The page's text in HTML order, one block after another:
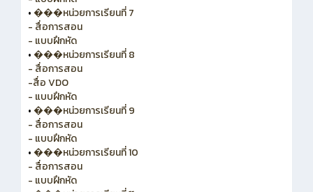
•���หน่วยการเรียนที่ 7
- สื่อการสอน
- แบบฝึกหัด
•���หน่วยการเรียนที่ 8
- สื่อการสอน
-สื่อ VDO
- แบบฝึกหัด
•���หน่วยการเรียนที่ 9
- สื่อการสอน
- แบบฝึกหัด
•���หน่วยการเรียนที่ 10
- สื่อการสอน
- แบบฝึกหัด